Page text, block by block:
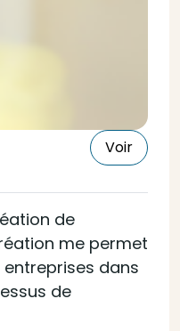
Voir
de
me permet
dans
de